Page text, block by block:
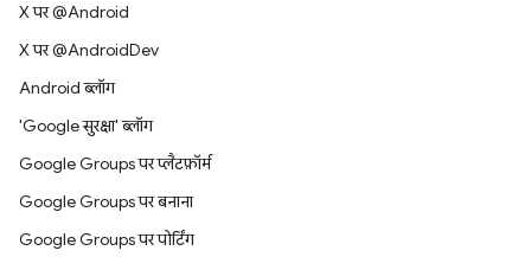
X पर @Android
X पर @AndroidDev
Android ब्लॉग
'Google सुरक्षा' ब्लॉग
Google Groups पर प्लैटफ़ॉर्म
Google Groups पर बनाना
Google Groups पर पोर्टिंग